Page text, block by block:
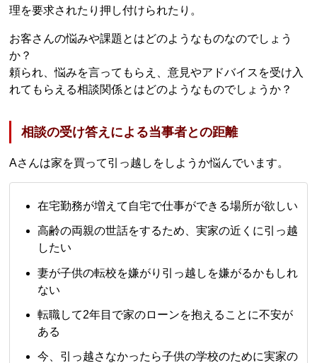
理を要求されたり押し付けられたり。
お客さんの悩みや課題とはどのようなものなのでしょう
か？
頼られ、悩みを言ってもらえ、意見やアドバイスを受け入
れてもらえる相談関係とはどのようなものでしょうか？
相談の受け答えによる当事者との距離
Aさんは家を買って引っ越しをしようか悩んでいます。
在宅勤務が増えて自宅で仕事ができる場所が欲しい
高齢の両親の世話をするため、実家の近くに引っ越
したい
妻が子供の転校を嫌がり引っ越しを嫌がるかもしれ
ない
転職して2年目で家のローンを抱えることに不安が
ある
今、引っ越さなかったら子供の学校のために実家の